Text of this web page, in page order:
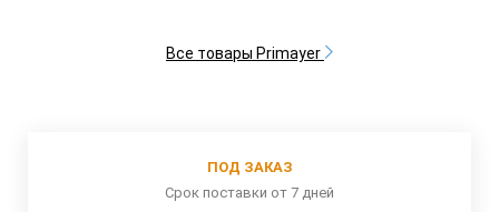
Все товары Primayer
ПОД ЗАКАЗ
Срок поставки от 7 дней